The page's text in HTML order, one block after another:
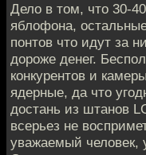
Дело в том, что 30-
яблофона,
понтов что идут за
дороже денег.
конкурентов и
ядерные, да что
достань из штанов
всерьез не
уважаемый человек,